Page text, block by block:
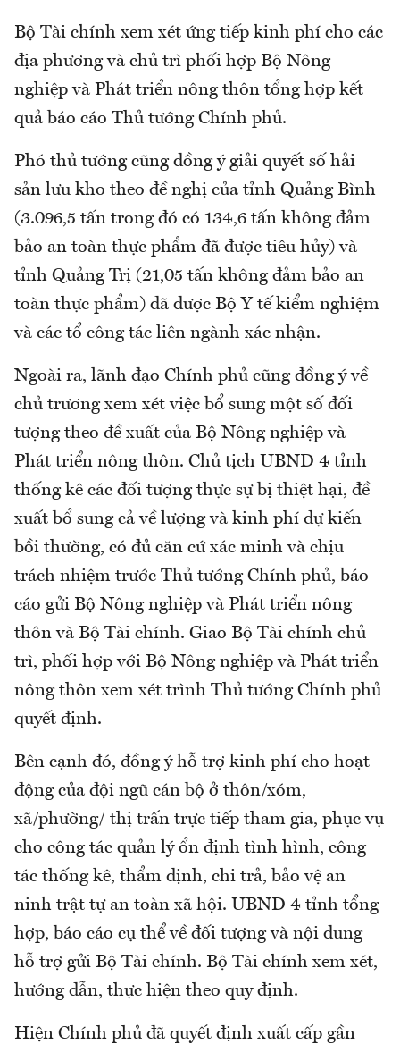
Bộ Tài chính xem xét ứng tiếp kinh phí cho các
địa phương và chủ trì phối hợp Bộ Nông
nghiệp và Phát triển nông thôn tổng hợp kết
quả báo cáo Thủ tướng Chính phủ.
Phó thủ tướng cũng đồng ý giải quyết số hải
sản lưu kho theo đề nghị của tỉnh Quảng Bình
(3.096,5 tấn trong đó có 134,6 tấn không đảm
bảo an toàn thực phẩm đã được tiêu hủy) và
tỉnh Quảng Trị (21,05 tấn không đảm bảo an
toàn thực phẩm) đã được Bộ Y tế kiểm nghiệm
và các tổ công tác liên ngành xác nhận.
Ngoài ra, lãnh đạo Chính phủ cũng đồng ý về
chủ trương xem xét việc bổ sung một số đối
tượng theo đề xuất của Bộ Nông nghiệp và
Phát triển nông thôn. Chủ tịch UBND 4 tỉnh
thống kê các đối tượng thực sự bị thiệt hại, đề
xuất bổ sung cả về lượng và kinh phí dự kiến
bồi thường, có đủ căn cứ xác minh và chịu
trách nhiệm trước Thủ tướng Chính phủ, báo
cáo gửi Bộ Nông nghiệp và Phát triển nông
thôn và Bộ Tài chính. Giao Bộ Tài chính chủ
trì, phối hợp với Bộ Nông nghiệp và Phát triển
nông thôn xem xét trình Thủ tướng Chính phủ
quyết định.
Bên cạnh đó, đồng ý hỗ trợ kinh phí cho hoạt
động của đội ngũ cán bộ ở thôn/xóm,
xã/phường/ thị trấn trực tiếp tham gia, phục vụ
cho công tác quản lý ổn định tình hình, công
tác thống kê, thẩm định, chi trả, bảo vệ an
ninh trật tự an toàn xã hội. UBND 4 tỉnh tổng
hợp, báo cáo cụ thể về đối tượng và nội dung
hỗ trợ gửi Bộ Tài chính. Bộ Tài chính xem xét,
hướng dẫn, thực hiện theo quy định.
Hiện Chính phủ đã quyết định xuất cấp gần